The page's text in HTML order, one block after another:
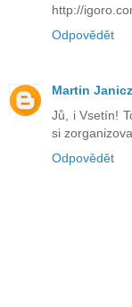
http://
Odpovědět
Martin
Jů, i Vsetín!
si
Odpovědět